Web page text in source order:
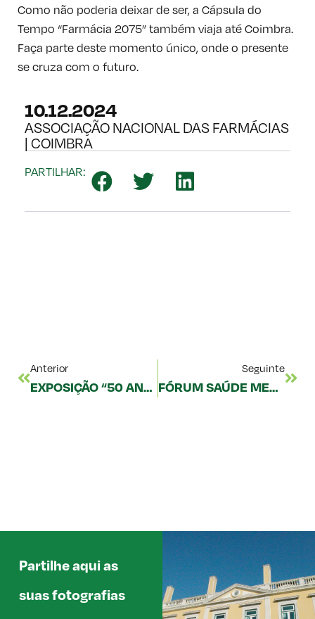
Como não poderia deixar de ser, a Cápsula do
Tempo “Farmácia 2075” também viaja até Coimbra.
Faça parte deste momento único, onde o presente
se cruza com o futuro.
10.12.2024
ASSOCIAÇÃO NACIONAL DAS FARMÁCIAS
| COIMBRA
PARTILHAR:
Anterior
EXPOSIÇÃO “50 ANOS. 50 DOCUMENTOS” NO MUSEU DAS FARMÁCIAS
Seguinte
FÓRUM SAÚDE MENTAL: COMO CONSTRUIR EQUIPAS DE ALTO DESEMPENHO
Partilhe aqui as
suas fotografias